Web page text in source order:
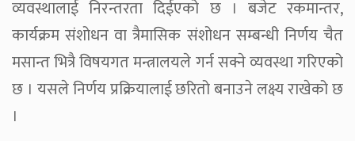
व्यवस्थालाई निरन्तरता दिईएको छ । बजेट रकमान्तर,
कार्यक्रम संशोधन वा त्रैमासिक संशोधन सम्बन्धी निर्णय चैत
मसान्त भित्रै विषयगत मन्त्रालयले गर्न सक्ने व्यवस्था गरिएको
छ । यसले निर्णय प्रक्रियालाई छरितो बनाउने लक्ष्य राखेको छ
।